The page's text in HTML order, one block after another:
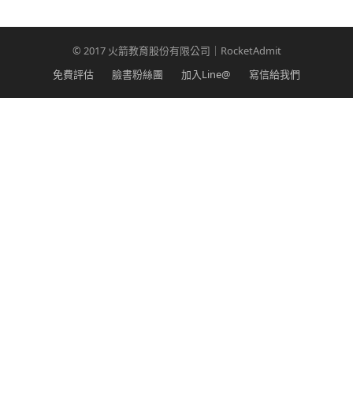
© 2017 火箭教育股份有限公司｜RocketAdmit
免費評估
臉書粉絲團 加入Line@ 寫信給我們